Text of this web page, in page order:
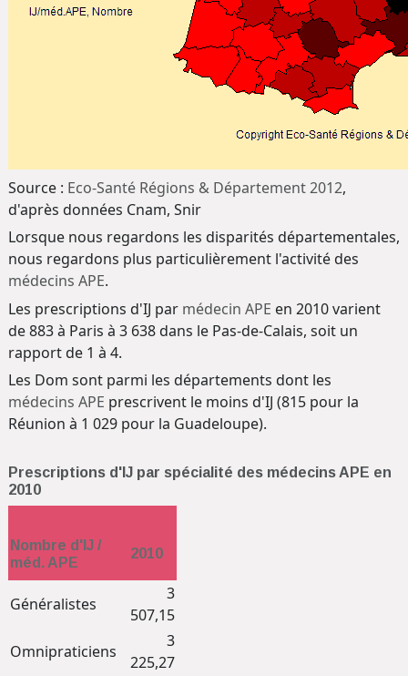
Source : Eco-Santé Régions & Département 2012,
d'après données Cnam, Snir
Lorsque nous regardons les disparités départementales,
nous regardons plus particulièrement l'activité des
médecins APE.
Les prescriptions d'IJ par médecin APE en 2010 varient
de 883 à Paris à 3 638 dans le Pas-de-Calais, soit un
rapport de 1 à 4.
Les Dom sont parmi les départements dont les
médecins APE prescrivent le moins d'IJ (815 pour la
Réunion à 1 029 pour la Guadeloupe).
Prescriptions d'IJ par spécialité des médecins APE en
2010
Nombre d'IJ /
méd. APE
2010
Généralistes
3
507,15
Omnipraticiens
3
225,27